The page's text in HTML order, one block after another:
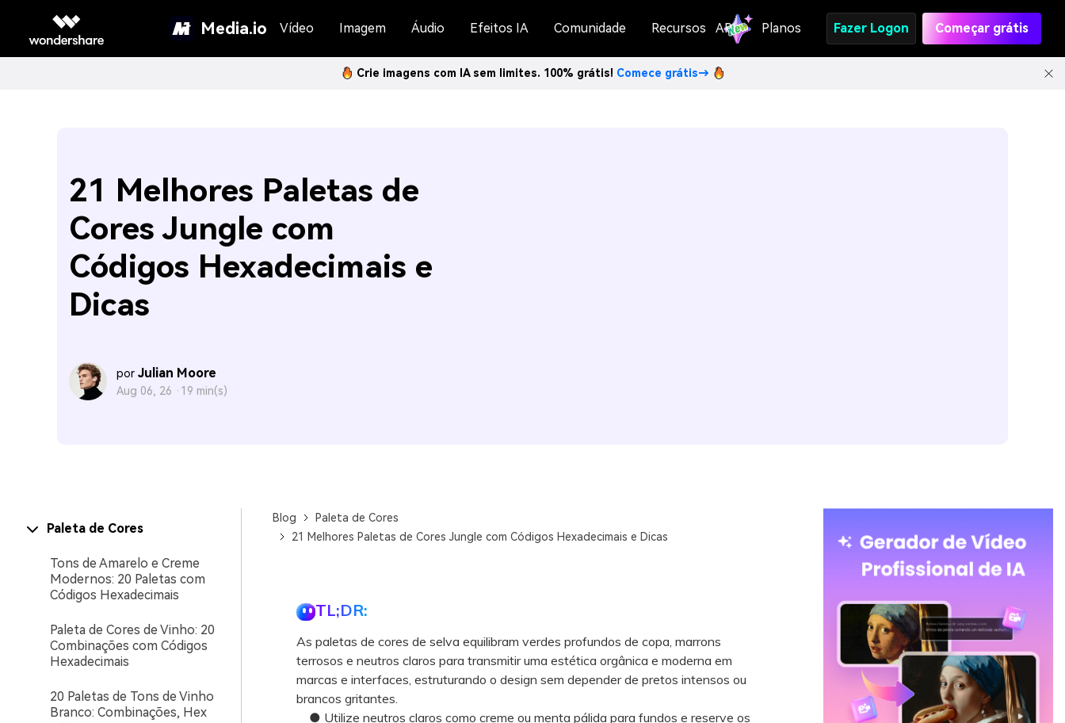
Media.io Vídeo Imagem Áudio Efeitos IA Comunidade Recursos API Planos Fazer Logon Começar grátis
Crie imagens com IA sem limites. 100% grátis! Comece grátis→
21 Melhores Paletas de
Cores Jungle com
Códigos Hexadecimais e
Dicas
por Julian Moore
Aug 06, 26 · 19 min(s)
Paleta de Cores
Tons de Amarelo e Creme
Modernos: 20 Paletas com
Códigos Hexadecimais
Paleta de Cores de Vinho: 20
Combinações com Códigos
Hexadecimais
20 Paletas de Tons de Vinho
Branco: Combinações, Hex
Blog
Paleta de Cores
21 Melhores Paletas de Cores Jungle com Códigos Hexadecimais e Dicas
TL;DR:
As paletas de cores de selva equilibram verdes profundos de copa, marrons
terrosos e neutros claros para transmitir uma estética orgânica e moderna em
marcas e interfaces, estruturando o design sem depender de pretos intensos ou
brancos gritantes.
● Utilize neutros claros como creme ou menta pálida para fundos e reserve os